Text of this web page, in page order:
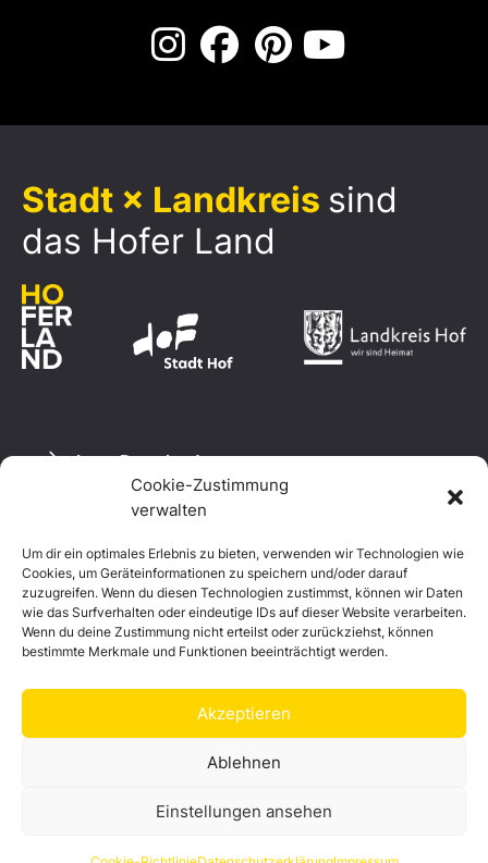
Cookie-Zustimmung
verwalten
Um dir ein optimales Erlebnis zu bieten, verwenden wir Technologien wie
Cookies, um Geräteinformationen zu speichern und/oder darauf
zuzugreifen. Wenn du diesen Technologien zustimmst, können wir Daten
wie das Surfverhalten oder eindeutige IDs auf dieser Website verarbeiten.
Wenn du deine Zustimmung nicht erteilst oder zurückziehst, können
bestimmte Merkmale und Funktionen beeinträchtigt werden.
Akzeptieren
Ablehnen
Einstellungen ansehen
Stadt × Landkreis sind
das Hofer Land
Logo Download
Datenschutzerklärung
Impressum
Cookie-Richtlinie (EU)